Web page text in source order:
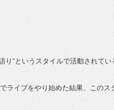
り”というスタイルで活動されてい
ライブをやり始めた結果、このス